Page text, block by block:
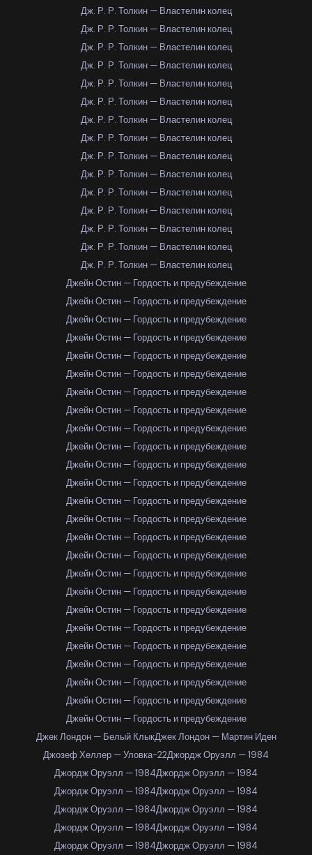
Дж. Р. Р. Толкин — Властелин колец
Дж. Р. Р. Толкин — Властелин колец
Дж. Р. Р. Толкин — Властелин колец
Дж. Р. Р. Толкин — Властелин колец
Дж. Р. Р. Толкин — Властелин колец
Дж. Р. Р. Толкин — Властелин колец
Дж. Р. Р. Толкин — Властелин колец
Дж. Р. Р. Толкин — Властелин колец
Дж. Р. Р. Толкин — Властелин колец
Дж. Р. Р. Толкин — Властелин колец
Дж. Р. Р. Толкин — Властелин колец
Дж. Р. Р. Толкин — Властелин колец
Дж. Р. Р. Толкин — Властелин колец
Дж. Р. Р. Толкин — Властелин колец
Дж. Р. Р. Толкин — Властелин колец
Джейн Остин — Гордость и предубеждение
Джейн Остин — Гордость и предубеждение
Джейн Остин — Гордость и предубеждение
Джейн Остин — Гордость и предубеждение
Джейн Остин — Гордость и предубеждение
Джейн Остин — Гордость и предубеждение
Джейн Остин — Гордость и предубеждение
Джейн Остин — Гордость и предубеждение
Джейн Остин — Гордость и предубеждение
Джейн Остин — Гордость и предубеждение
Джейн Остин — Гордость и предубеждение
Джейн Остин — Гордость и предубеждение
Джейн Остин — Гордость и предубеждение
Джейн Остин — Гордость и предубеждение
Джейн Остин — Гордость и предубеждение
Джейн Остин — Гордость и предубеждение
Джейн Остин — Гордость и предубеждение
Джейн Остин — Гордость и предубеждение
Джейн Остин — Гордость и предубеждение
Джейн Остин — Гордость и предубеждение
Джейн Остин — Гордость и предубеждение
Джейн Остин — Гордость и предубеждение
Джейн Остин — Гордость и предубеждение
Джейн Остин — Гордость и предубеждение
Джейн Остин — Гордость и предубеждение
Джек Лондон — Белый КлыкДжек Лондон — Мартин Иден
Джозеф Хеллер — Уловка-22Джордж Оруэлл — 1984
Джордж Оруэлл — 1984Джордж Оруэлл — 1984
Джордж Оруэлл — 1984Джордж Оруэлл — 1984
Джордж Оруэлл — 1984Джордж Оруэлл — 1984
Джордж Оруэлл — 1984Джордж Оруэлл — 1984
Джордж Оруэлл — 1984Джордж Оруэлл — 1984